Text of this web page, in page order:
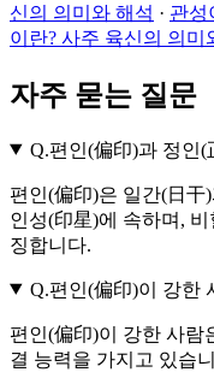
신의 의미와 해석 · 관성
이란? 사주 육신의 의미
자주 묻는 질문
Q.편인(偏印)과 정인(
편인(偏印)은 일간(日干
인성(印星)에 속하며,
징합니다.
Q.편인(偏印)이 강한
편인(偏印)이 강한 사람
결 능력을 가지고 있습